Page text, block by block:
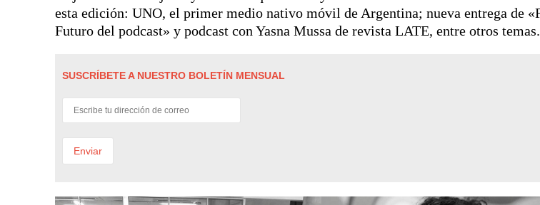
esta edición: UNO, el primer medio nativo móvil de Argentina; nueva entrega de
Futuro del podcast» y podcast con Yasna Mussa de revista LATE, entre otros temas.
SUSCRÍBETE A NUESTRO BOLETÍN MENSUAL